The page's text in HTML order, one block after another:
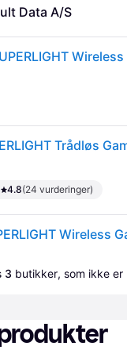
Data A/S
Trådløs
4.8(24 vurderinger)
Wireless
3 butikker, som ikke